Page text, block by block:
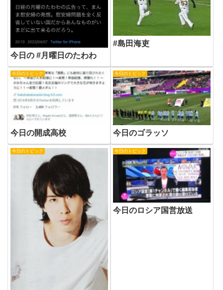
今日の #月曜日のたわわ
#島田海吏
今日のトピック
今日の開成高校
今日のトピック
今日のゴラッソ
今日のトピック 今日のトピック
今日のロシア国営放送